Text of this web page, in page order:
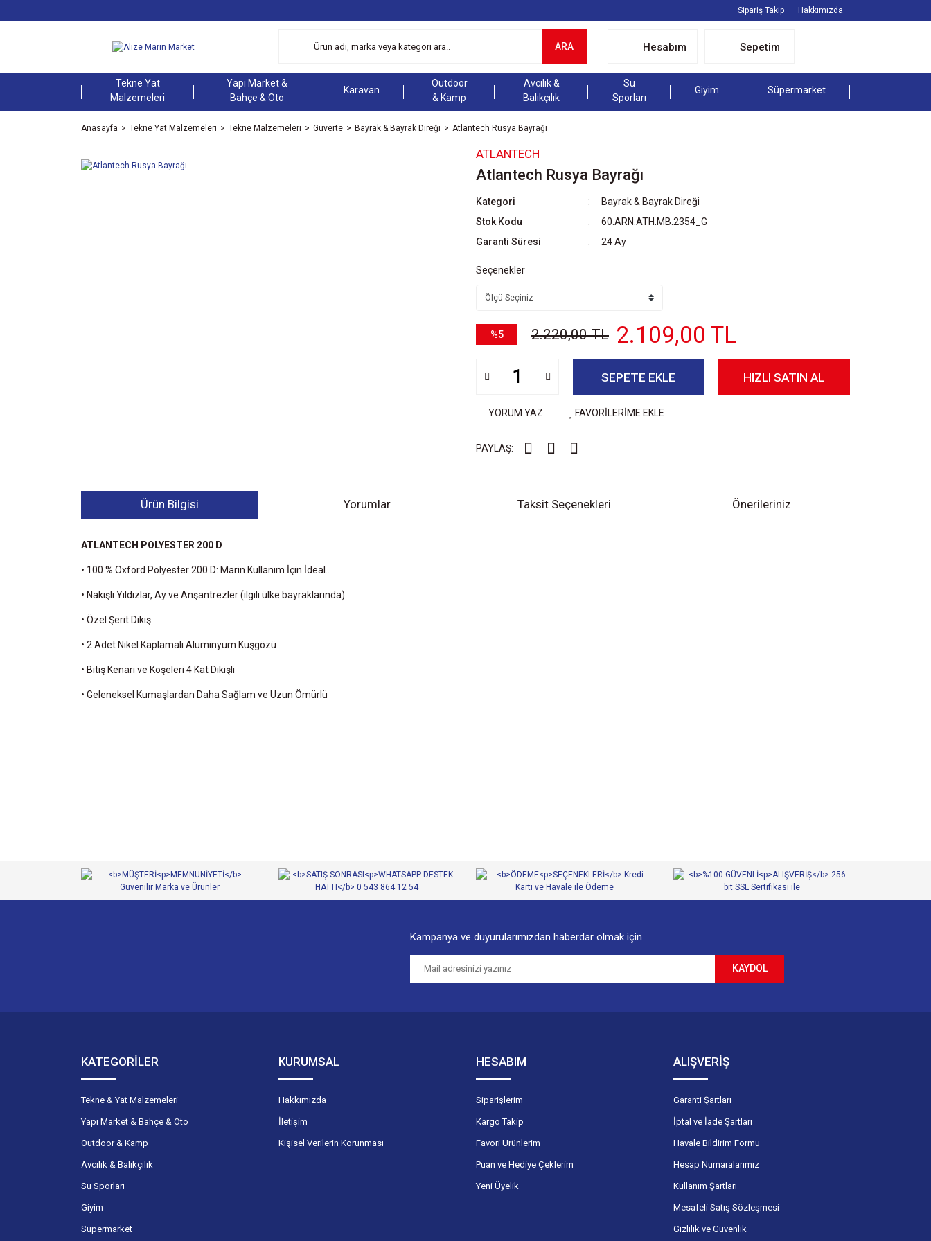
Sipariş Takip Hakkımızda
ARA Hesabım Sepetim
Tekne Yat
Malzemeleri
Yapı Market &
Bahçe & Oto
Karavan
Outdoor
& Kamp
Avcılık &
Balıkçılık
Su
Sporları
Giyim Süpermarket
Anasayfa Tekne Yat Malzemeleri Tekne Malzemeleri Güverte Bayrak & Bayrak Direği Atlantech Rusya Bayrağı
ATLANTECH
Atlantech Rusya Bayrağı
Kategori
Bayrak & Bayrak Direği
Stok Kodu
60.ARN.ATH.MB.2354_G
Garanti Süresi
24 Ay
Seçenekler
%5 2.220,00 TL 2.109,00 TL
SEPETE EKLE HIZLI SATIN AL
YORUM YAZ FAVORİLERİME EKLE
PAYLAŞ:
Ürün Bilgisi Yorumlar Taksit Seçenekleri Önerileriniz
ATLANTECH POLYESTER 200 D
• 100 % Oxford Polyester 200 D: Marin Kullanım İçin İdeal..
• Nakışlı Yıldızlar, Ay ve Anşantrezler (ilgili ülke bayraklarında)
• Özel Şerit Dikiş
• 2 Adet Nikel Kaplamalı Aluminyum Kuşgözü
• Bitiş Kenarı ve Köşeleri 4 Kat Dikişli
• Geleneksel Kumaşlardan Daha Sağlam ve Uzun Ömürlü
Ürün fiyatı diğer sitelerden daha pahalı.
Bu ürüne benzer farklı alternatifler olmalı.
Kampanya ve duyurularımızdan haberdar olmak için
KAYDOL
KATEGORİLER
Tekne & Yat Malzemeleri
Yapı Market & Bahçe & Oto
Outdoor & Kamp
Avcılık & Balıkçılık
Su Sporları
Giyim
Süpermarket
KURUMSAL
Hakkımızda
İletişim
Kişisel Verilerin Korunması
HESABIM
Siparişlerim
Kargo Takip
Favori Ürünlerim
Puan ve Hediye Çeklerim
Yeni Üyelik
ALIŞVERİŞ
Garanti Şartları
İptal ve İade Şartları
Havale Bildirim Formu
Hesap Numaralarımız
Kullanım Şartları
Mesafeli Satış Sözleşmesi
Gizlilik ve Güvenlik